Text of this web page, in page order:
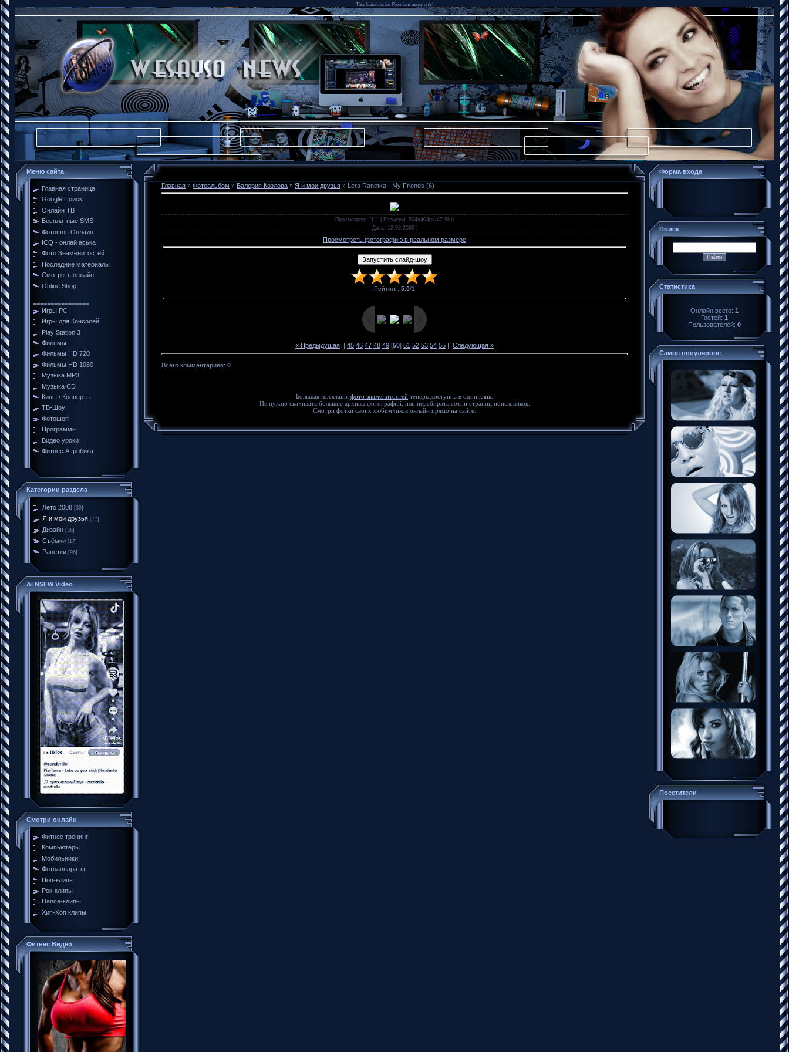
This feature is for Premium users only!
Меню сайта
Главная страница
Google Поиск
Онлайн ТВ
Бесплатные SMS
Фотошоп Онлайн
ICQ - онлай аська
Фото Знаменитостей
Последние материалы
Смотреть онлайн
Online Shop
================
Игры PC
Игры для Консолей
Play Station 3
Фильмы
Фильмы HD 720
Фильмы HD 1080
Музыка MP3
Музыка CD
Кипы / Концерты
ТВ-Шоу
Фотошоп
Программы
Видео уроки
Фитнес Аэробика
Категории раздела
Лето 2008 [39]
Я и мои друзья [77]
Дизайн [36]
Съёмки [17]
Ранетки [96]
AI NSFW Video
Смотри онлайн
Фитнес тренинг
Компьютеры
Мобильники
Фотоаппараты
Поп-клипы
Рок-клипы
Dance-клипы
Хип-Хоп клипы
Фитнес Видео
Главная » Фотоальбом » Валерия Козлова » Я и мои друзья » Lera Ranetka - My Friends (6)
Просмотров: 1111 | Размеры: 604x404px/47.9Kb
Дата: 12.03.2009
Просмотреть фотографию в реальном размере
Рейтинг: 5.0/1
« Предыдущая | 45 46 47 48 49 [50] 51 52 53 54 55 | Следующая »
Всего комментариев: 0
Большая коллекция фото знаменитостей теперь доступна в один клик.
Не нужно скачивать большие архивы фотографий, или перебирать сотни страниц поисковиков.
Смотри фотки своих любимчиков онлайн прямо на сайте.
Форма входа
Поиск
Статистика
Онлайн всего: 1
Гостей: 1
Пользователей: 0
Самое популярное
Посетители